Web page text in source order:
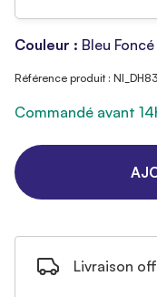
Couleur : Bleu Foncé
Référence produit :
Commandé avant
Livraison